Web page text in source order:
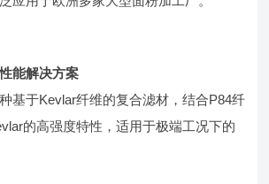
能解决方案
基于Kevlar纤维的复合滤材，结合P84纤
的高强度特性，适用于极端工况下的